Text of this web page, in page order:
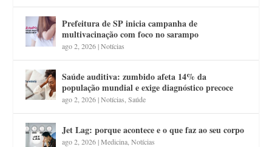
Prefeitura de SP inicia campanha de
multivacinação com foco no sarampo
ago 2, 2026|Notícias
Saúde auditiva: zumbido afeta 14% da
população mundial e exige diagnóstico precoce
ago 2, 2026|Notícias ,Saúde
Jet Lag: porque acontece e o que faz ao seu corpo
ago 2, 2026|Medicina ,Notícias